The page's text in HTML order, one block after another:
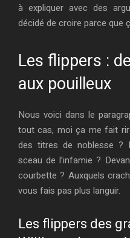
à expliquer avec des
décidé de croire parce que
Les flippers :
aux pouilleux
Nous voici dans le
tout cas, moi ça me fait
des titres de noblesse ?
sceau de l’infamie ?
courbette ? Auxquels
vous fais pas plus languir.
Les flippers des